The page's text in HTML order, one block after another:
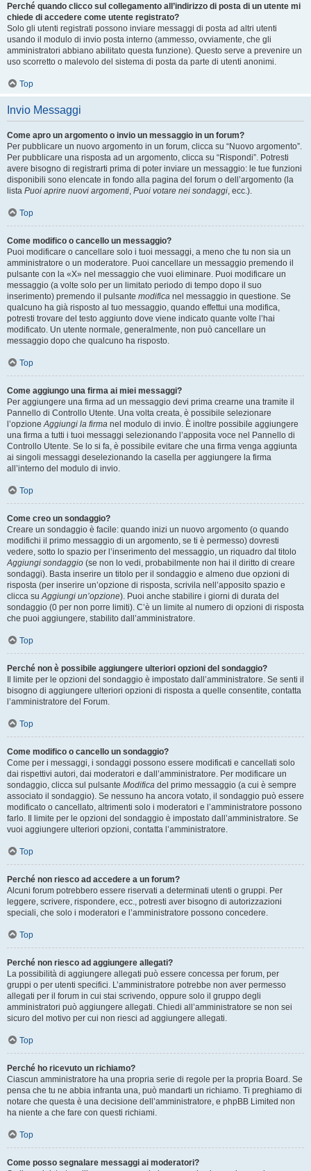
Perché quando clicco sul collegamento all’indirizzo di posta di un utente mi
chiede di accedere come utente registrato?
Solo gli utenti registrati possono inviare messaggi di posta ad altri utenti
usando il modulo di invio posta interno (ammesso, ovviamente, che gli
amministratori abbiano abilitato questa funzione). Questo serve a prevenire un
uso scorretto o malevolo del sistema di posta da parte di utenti anonimi.
Top
Invio Messaggi
Come apro un argomento o invio un messaggio in un forum?
Per pubblicare un nuovo argomento in un forum, clicca su “Nuovo argomento”.
Per pubblicare una risposta ad un argomento, clicca su “Rispondi”. Potresti
avere bisogno di registrarti prima di poter inviare un messaggio: le tue funzioni
disponibili sono elencate in fondo alla pagina del forum o dell’argomento (la
lista Puoi aprire nuovi argomenti, Puoi votare nei sondaggi, ecc.).
Top
Come modifico o cancello un messaggio?
Puoi modificare o cancellare solo i tuoi messaggi, a meno che tu non sia un
amministratore o un moderatore. Puoi cancellare un messaggio premendo il
pulsante con la «X» nel messaggio che vuoi eliminare. Puoi modificare un
messaggio (a volte solo per un limitato periodo di tempo dopo il suo
inserimento) premendo il pulsante modifica nel messaggio in questione. Se
qualcuno ha già risposto al tuo messaggio, quando effettui una modifica,
potresti trovare del testo aggiunto dove viene indicato quante volte l’hai
modificato. Un utente normale, generalmente, non può cancellare un
messaggio dopo che qualcuno ha risposto.
Top
Come aggiungo una firma ai miei messaggi?
Per aggiungere una firma ad un messaggio devi prima crearne una tramite il
Pannello di Controllo Utente. Una volta creata, è possibile selezionare
l’opzioneAggiungi la firma nel modulo di invio. È inoltre possibile aggiungere
una firma a tutti i tuoi messaggi selezionando l’apposita voce nel Pannello di
Controllo Utente. Se lo si fa, è possibile evitare che una firma venga aggiunta
ai singoli messaggi deselezionando la casella per aggiungere la firma
all’interno del modulo di invio.
Top
Come creo un sondaggio?
Creare un sondaggio è facile: quando inizi un nuovo argomento (o quando
modifichi il primo messaggio di un argomento, se ti è permesso) dovresti
vedere, sotto lo spazio per l’inserimento del messaggio, un riquadro dal titolo
Aggiungi sondaggio (se non lo vedi, probabilmente non hai il diritto di creare
sondaggi). Basta inserire un titolo per il sondaggio e almeno due opzioni di
risposta (per inserire un’opzione di risposta, scrivila nell’apposito spazio e
clicca suAggiungi un’opzione). Puoi anche stabilire i giorni di durata del
sondaggio (0 per non porre limiti). C’è un limite al numero di opzioni di risposta
che puoi aggiungere, stabilito dall’amministratore.
Top
Perché non è possibile aggiungere ulteriori opzioni del sondaggio?
Il limite per le opzioni del sondaggio è impostato dall’amministratore. Se senti il
bisogno di aggiungere ulteriori opzioni di risposta a quelle consentite, contatta
l’amministratore del Forum.
Top
Come modifico o cancello un sondaggio?
Come per i messaggi, i sondaggi possono essere modificati e cancellati solo
dai rispettivi autori, dai moderatori e dall’amministratore. Per modificare un
sondaggio, clicca sul pulsante Modifica del primo messaggio (a cui è sempre
associato il sondaggio). Se nessuno ha ancora votato, il sondaggio può essere
modificato o cancellato, altrimenti solo i moderatori e l’amministratore possono
farlo. Il limite per le opzioni del sondaggio è impostato dall’amministratore. Se
vuoi aggiungere ulteriori opzioni, contatta l’amministratore.
Top
Perché non riesco ad accedere a un forum?
Alcuni forum potrebbero essere riservati a determinati utenti o gruppi. Per
leggere, scrivere, rispondere, ecc., potresti aver bisogno di autorizzazioni
speciali, che solo i moderatori e l’amministratore possono concedere.
Top
Perché non riesco ad aggiungere allegati?
La possibilità di aggiungere allegati può essere concessa per forum, per
gruppi o per utenti specifici. L’amministratore potrebbe non aver permesso
allegati per il forum in cui stai scrivendo, oppure solo il gruppo degli
amministratori può aggiungere allegati. Chiedi all’amministratore se non sei
sicuro del motivo per cui non riesci ad aggiungere allegati.
Top
Perché ho ricevuto un richiamo?
Ciascun amministratore ha una propria serie di regole per la propria Board. Se
pensa che tu ne abbia infranta una, può mandarti un richiamo. Ti preghiamo di
notare che questa è una decisione dell’amministratore, e phpBB Limited non
ha niente a che fare con questi richiami.
Top
Come posso segnalare messaggi ai moderatori?